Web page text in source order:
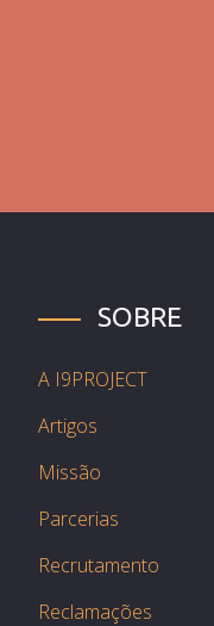
SOBRE
A I9PROJECT
Artigos
Missão
Parcerias
Recrutamento
Reclamações